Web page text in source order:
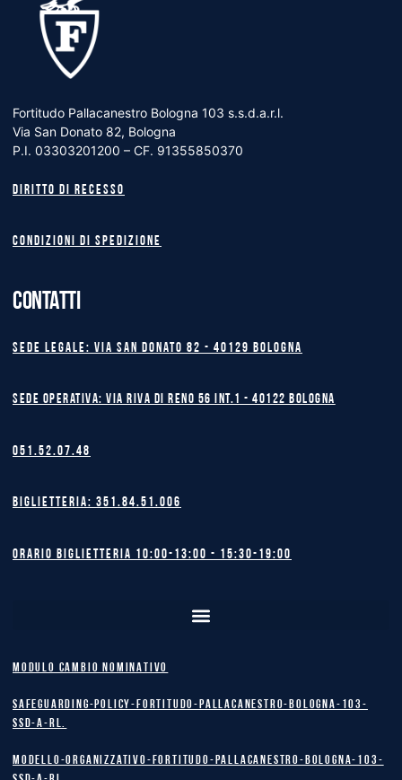
Fortitudo Pallacanestro Bologna 103 s.s.d.a.r.l.
Via San Donato 82, Bologna
P.I. 03303201200 – CF. 91355850370
Diritto di recesso
Condizioni di spedizione
CONTATTI
Sede legale: Via San Donato 82 - 40129 BOLOGNA
Sede operativa: Via Riva di Reno 56 int.1 - 40122 BOLOGNA
051.52.07.48
Biglietteria: 351.84.51.006
Orario biglietteria 10:00-13:00 - 15:30-19:00
MODULO CAMBIO NOMINATIVO
safeguarding-policy-Fortitudo-Pallacanestro-Bologna-103-
SSD-A-RL.
Modello-Organizzativo-Fortitudo-Pallacanestro-Bologna-103-